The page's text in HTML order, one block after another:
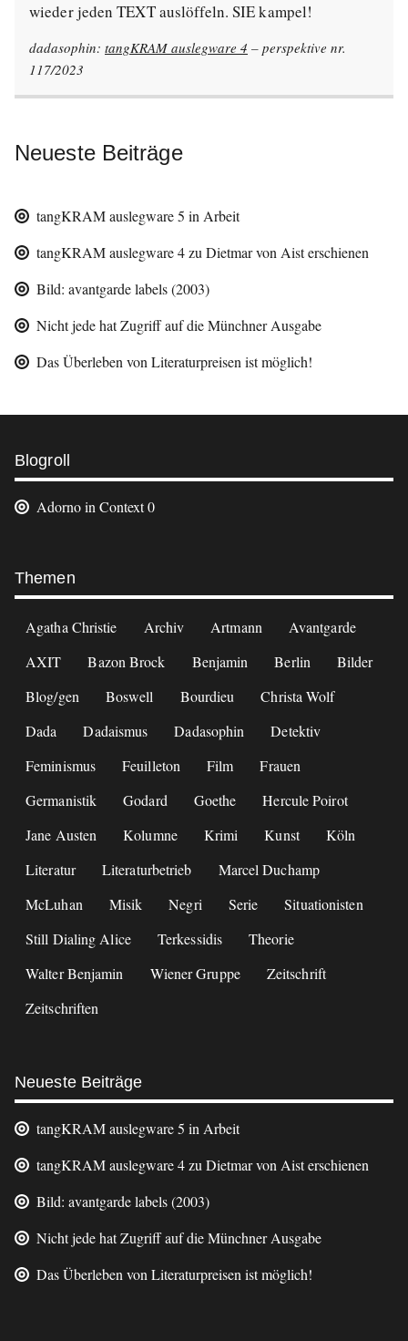
wieder jeden TEXT auslöffeln. SIE kampel!
dadasophin: tangKRAM auslegware 4 – perspektive nr.
117/2023
Neueste Beiträge
tangKRAM auslegware 5 in Arbeit
tangKRAM auslegware 4 zu Dietmar von Aist erschienen
Bild: avantgarde labels (2003)
Nicht jede hat Zugriff auf die Münchner Ausgabe
Das Überleben von Literaturpreisen ist möglich!
Weitere
Informationen
Blogroll
Adorno in Context0
Themen
Agatha Christie Archiv Artmann
Avantgarde
AXIT
Bazon Brock Benjamin Berlin
Bilder
Blog/gen
Boswell Bourdieu
Christa Wolf
Dada
Dadaismus Dadasophin
Detektiv
Feminismus
Feuilleton Film
Frauen
Germanistik
Godard Goethe
Hercule Poirot
Jane Austen
Kolumne Krimi Kunst
Köln
Literatur
Literaturbetrieb
Marcel Duchamp
McLuhan
Misik Negri Serie
Situationisten
Still Dialing Alice
Terkessidis
Theorie
Walter Benjamin
Wiener Gruppe
Zeitschrift
Zeitschriften
Neueste Beiträge
tangKRAM auslegware 5 in Arbeit
tangKRAM auslegware 4 zu Dietmar von Aist erschienen
Bild: avantgarde labels (2003)
Nicht jede hat Zugriff auf die Münchner Ausgabe
Das Überleben von Literaturpreisen ist möglich!